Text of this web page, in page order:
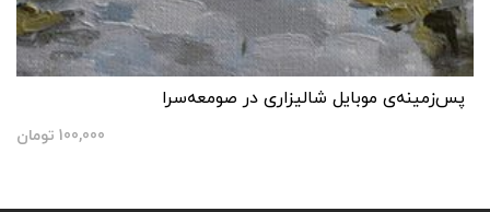
پس‌زمینه‌ی موبایل شالیزاری در صومعه‌سرا
100,000 تومان